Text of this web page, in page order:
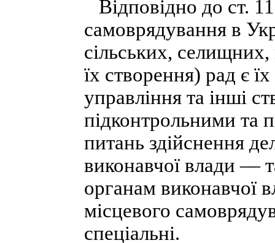
Відповідно до ст.
самоврядування в
сільських,
їх створення) рад є
управління та інші
підконтрольними та
питань здійснення
виконавчої влади —
органам виконавчої
місцевого
спеціальні.